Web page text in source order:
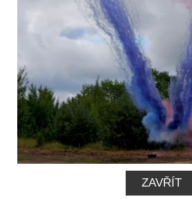
INFORMACE
ZAVŘÍT